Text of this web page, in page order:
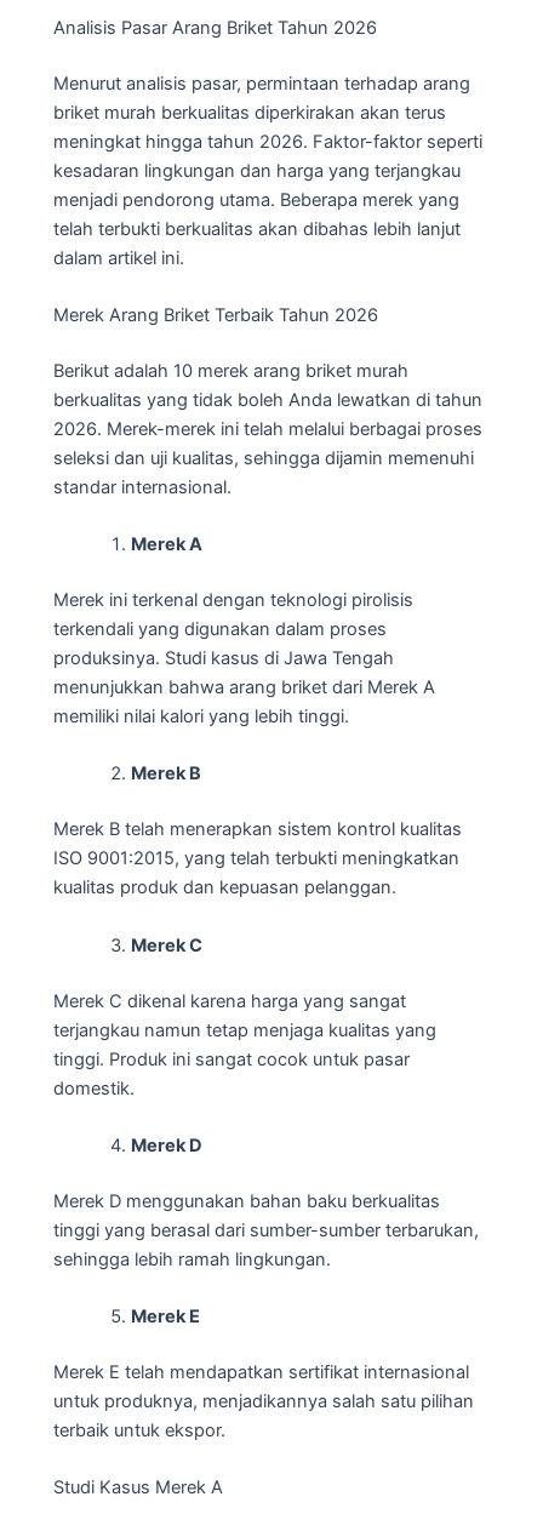
Analisis Pasar Arang Briket Tahun 2026
Menurut analisis pasar, permintaan terhadap arang
briket murah berkualitas diperkirakan akan terus
meningkat hingga tahun 2026. Faktor-faktor seperti
kesadaran lingkungan dan harga yang terjangkau
menjadi pendorong utama. Beberapa merek yang
telah terbukti berkualitas akan dibahas lebih lanjut
dalam artikel ini.
Merek Arang Briket Terbaik Tahun 2026
Berikut adalah 10 merek arang briket murah
berkualitas yang tidak boleh Anda lewatkan di tahun
2026. Merek-merek ini telah melalui berbagai proses
seleksi dan uji kualitas, sehingga dijamin memenuhi
standar internasional.
Merek A
Merek ini terkenal dengan teknologi pirolisis
terkendali yang digunakan dalam proses
produksinya. Studi kasus di Jawa Tengah
menunjukkan bahwa arang briket dari Merek A
memiliki nilai kalori yang lebih tinggi.
Merek B
Merek B telah menerapkan sistem kontrol kualitas
ISO 9001:2015, yang telah terbukti meningkatkan
kualitas produk dan kepuasan pelanggan.
Merek C
Merek C dikenal karena harga yang sangat
terjangkau namun tetap menjaga kualitas yang
tinggi. Produk ini sangat cocok untuk pasar
domestik.
Merek D
Merek D menggunakan bahan baku berkualitas
tinggi yang berasal dari sumber-sumber terbarukan,
sehingga lebih ramah lingkungan.
Merek E
Merek E telah mendapatkan sertifikat internasional
untuk produknya, menjadikannya salah satu pilihan
terbaik untuk ekspor.
Studi Kasus Merek A